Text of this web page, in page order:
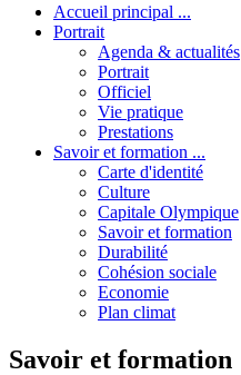
Accueil principal ...
Portrait
Agenda & actualités
Portrait
Officiel
Vie pratique
Prestations
Savoir et formation ...
Carte d'identité
Culture
Capitale Olympique
Savoir et formation
Durabilité
Cohésion sociale
Economie
Plan climat
Savoir et formation